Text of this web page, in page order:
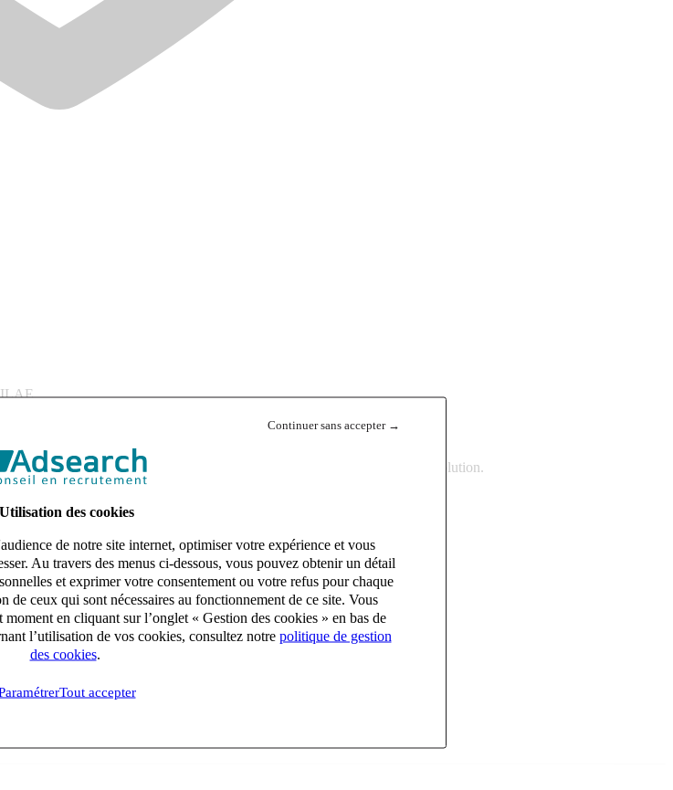
Continuer sans accepter →
Utilisation des cookies
de notre site internet, optimiser votre expérience et vous
Au travers des menus ci-dessous, vous pouvez obtenir un détail
et exprimer votre consentement ou votre refus pour chaque
de ceux qui sont nécessaires au fonctionnement de ce site. Vous
en cliquant sur l’onglet « Gestion des cookies » en bas de
l’utilisation de vos cookies, consultez notre politique de gestion
des cookies.
Tout accepter
un cabinet d’expertise comptable situé à Montauban (82).
collaborateurs sont au cœur des priorités, avec de réelles perspectives d’évolution.
accompagne sur cette opportunité.
missions suivantes :